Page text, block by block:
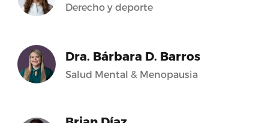
Derecho y deporte
Dra. Bárbara D. Barros
Salud Mental & Menopausia